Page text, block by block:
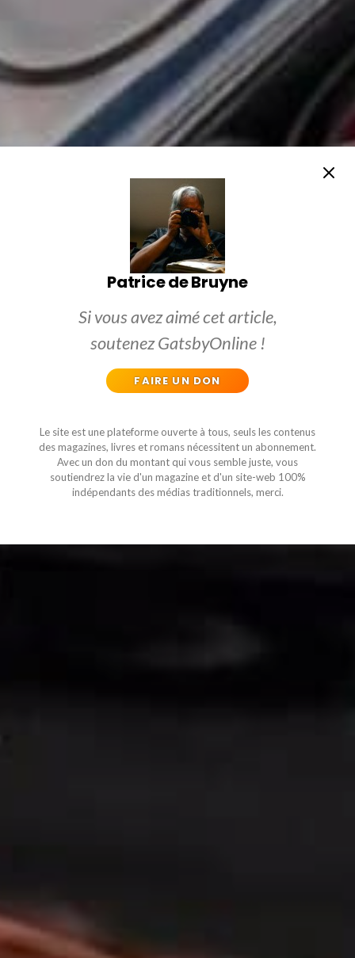
Patrice de Bruyne
Si vous avez aimé cet article,
soutenez GatsbyOnline !
FAIRE UN DON
Le site est une plateforme ouverte à tous, seuls les contenus
des magazines, livres et romans nécessitent un abonnement.
Avec un don du montant qui vous semble juste, vous
soutiendrez la vie d'un magazine et d'un site-web 100%
indépendants des médias traditionnels, merci.